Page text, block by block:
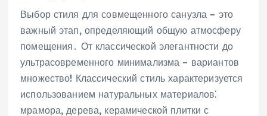
Выбор стиля для совмещенного санузла – это
важный этап, определяющий общую атмосферу
помещения․ От классической элегантности до
ультрасовременного минимализма – вариантов
множество! Классический стиль характеризуется
использованием натуральных материалов⁚
мрамора, дерева, керамической плитки с